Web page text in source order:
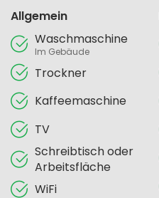
Allgemein
Waschmaschine
Im Gebäude
Trockner
Kaffeemaschine
TV
Schreibtisch oder
Arbeitsfläche
WiFi